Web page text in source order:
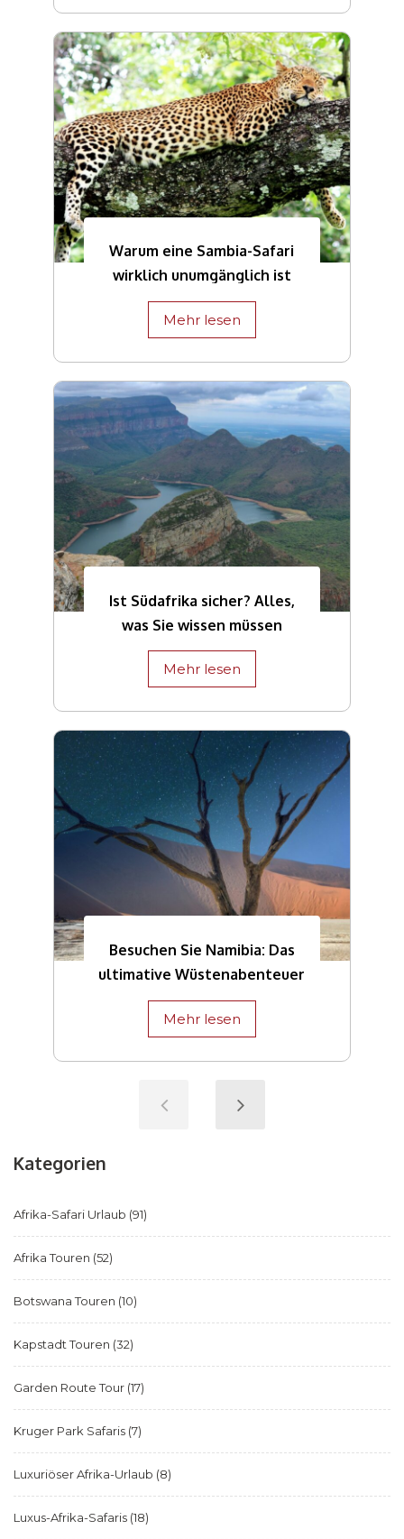
Warum eine Sambia-Safari
wirklich unumgänglich ist
Mehr lesen
Ist Südafrika sicher? Alles,
was Sie wissen müssen
Mehr lesen
Besuchen Sie Namibia: Das
ultimative Wüstenabenteuer
Mehr lesen
Kategorien
Afrika-Safari Urlaub (91)
Afrika Touren (52)
Botswana Touren (10)
Kapstadt Touren (32)
Garden Route Tour (17)
Kruger Park Safaris (7)
Luxuriöser Afrika-Urlaub (8)
Luxus-Afrika-Safaris (18)